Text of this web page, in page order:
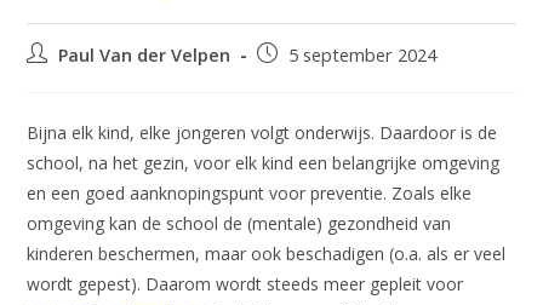
BerichtPaul Van der Velpen
Bericht5 september 2024
Bijna elk kind, elke jongeren volgt onderwijs. Daardoor is de
school, na het gezin, voor elk kind een belangrijke omgeving
en een goed aanknopingspunt voor preventie. Zoals elke
omgeving kan de school de (mentale) gezondheid van
kinderen beschermen, maar ook beschadigen (o.a. als er veel
wordt gepest). Daarom wordt steeds meer gepleit voor